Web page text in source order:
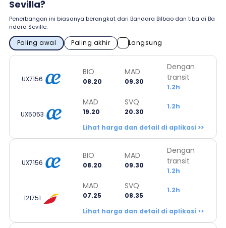
Sevilla?
Penerbangan ini biasanya berangkat dari Bandara Bilbao dan tiba di Ba
ndara Seville.
Paling awal Paling akhir Langsung
UX7156
BIO
08.20
MAD
09.30
Dengan
transit
1.2h
UX5053
MAD
19.20
SVQ
20.30
1.2h
Lihat harga dan detail di aplikasi >>
UX7156
BIO
08.20
MAD
09.30
Dengan
transit
1.2h
I21751
MAD
07.25
SVQ
08.35
1.2h
Lihat harga dan detail di aplikasi >>